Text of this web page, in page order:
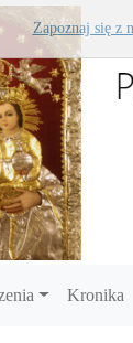
Kronika
Zapoznaj się z